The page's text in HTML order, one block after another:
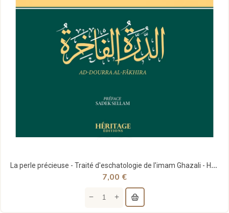
La perle précieuse - Traité d'eschatologie de l'imam Ghazali - Héritage
7,00 €